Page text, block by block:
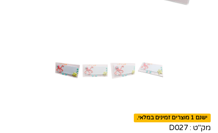
ישנם 1 מוצרים זמינים במלאי.
מק"ט : D027